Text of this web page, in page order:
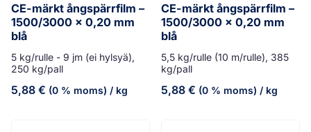
CE-märkt ångspärrfilm –
1500/3000 x 0,20 mm
blå
5 kg/rulle - 9 jm (ei hylsyä),
250 kg/pall
5,88 € (0 % moms) / kg
CE-märkt ångspärrfilm –
1500/3000 x 0,20 mm
blå
5,5 kg/rulle (10 m/rulle), 385
kg/pall
5,88 € (0 % moms) / kg